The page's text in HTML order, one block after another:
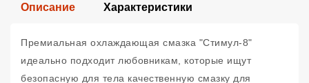
Описание Характеристики
Премиальная охлаждающая смазка "Стимул-8"
идеально подходит любовникам, которые ищут
безопасную для тела качественную смазку для